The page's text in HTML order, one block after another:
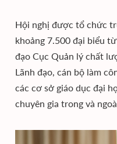
Hội nghị được tổ chức
khoảng 7.500 đại biểu
đạo Cục Quản lý chất
Lãnh đạo, cán bộ làm
các cơ sở giáo dục đại
chuyên gia trong và